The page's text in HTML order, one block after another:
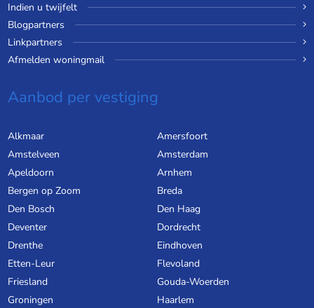
Indien u twijfelt
Blogpartners
Linkpartners
Afmelden woningmail
Aanbod per vestiging
Alkmaar
Amersfoort
Amstelveen
Amsterdam
Apeldoorn
Arnhem
Bergen op Zoom
Breda
Den Bosch
Den Haag
Deventer
Dordrecht
Drenthe
Eindhoven
Etten-Leur
Flevoland
Friesland
Gouda-Woerden
Groningen
Haarlem